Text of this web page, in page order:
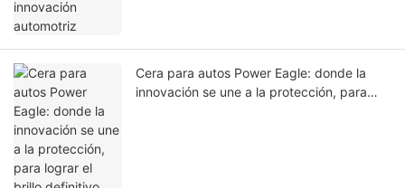
Cera para autos Power Eagle: donde la
innovación se une a la protección, para